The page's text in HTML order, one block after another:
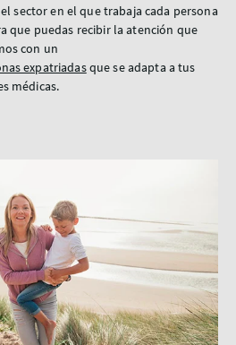
sector en el que trabaja cada persona
que puedas recibir la atención que
con un
expatriadasque se adapta a tus
médicas.